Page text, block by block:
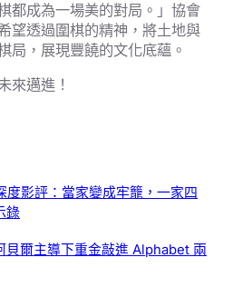
都成為一場美的對局。」協會
望透過圍棋的精神，將土地與
局，展現豐饒的文化底蘊。
來邁進！
影評：當家變成牢籠，一家四
錄
貝爾主導下重金敲進 Alphabet 兩